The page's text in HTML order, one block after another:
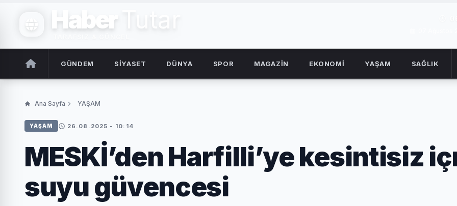
Haber Tutar
GÜNDEM SİYASET DÜNYA SPOR MAGAZİN EKONOMİ YAŞAM SAĞLIK
Ana Sayfa YAŞAM
YAŞAM 26.08.2025 - 10:14
MESKİ’den Harfilli’ye kesintisiz
suyu güvencesi